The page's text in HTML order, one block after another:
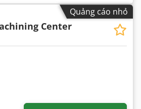
Quảng cáo nhỏ
Center